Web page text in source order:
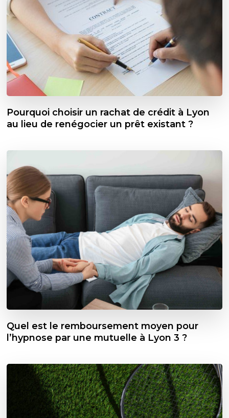
Pourquoi choisir un rachat de crédit à Lyon
au lieu de renégocier un prêt existant ?
Quel est le remboursement moyen pour
l’hypnose par une mutuelle à Lyon 3 ?